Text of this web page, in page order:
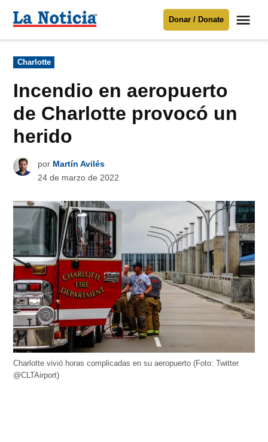
Para mantenerte informado necesitamos
Donar
contenido
Noticia
Donar / Donate
Publicado
en
Charlotte
Incendio en aeropuerto
de Charlotte provocó un
herido
por Martín Avilés
24 de marzo de 2022
Charlotte vivió horas complicadas en su aeropuerto (Foto: Twitter
@CLTAirport)